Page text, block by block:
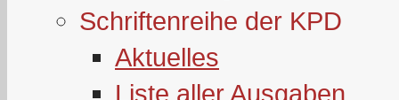
Schriftenreihe der KPD
Aktuelles
Liste aller Ausgaben